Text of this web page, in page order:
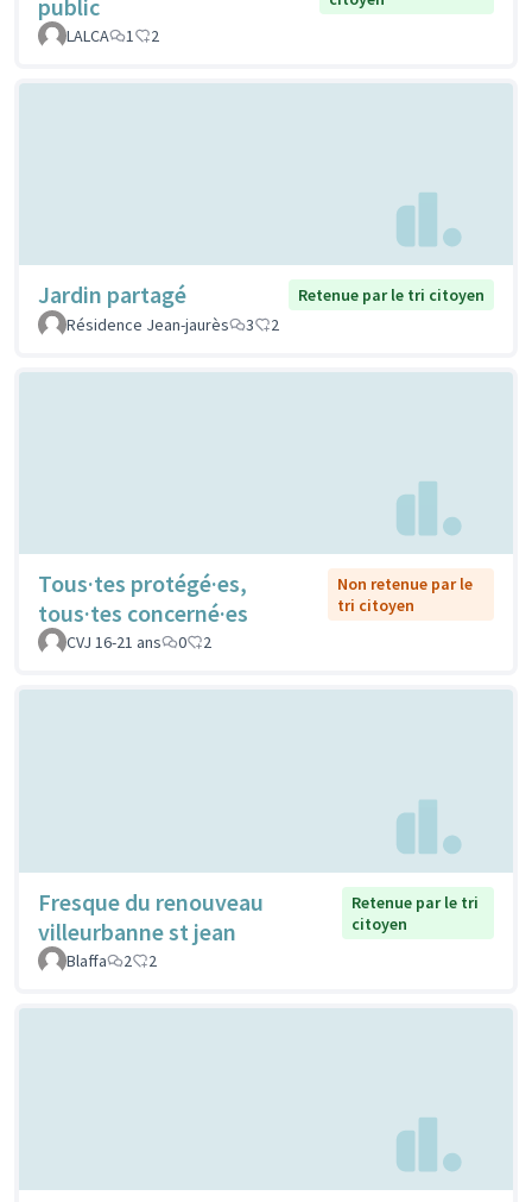
public
LALCA
1 2
Jardin partagé
Retenue par le tri citoyen
Résidence Jean-jaurès
3 2
Tous·tes protégé·es,
tous·tes concerné·es
Non retenue par le
tri citoyen
CVJ 16-21 ans
0 2
Fresque du renouveau
villeurbanne st jean
Retenue par le tri
citoyen
Blaffa
2 2